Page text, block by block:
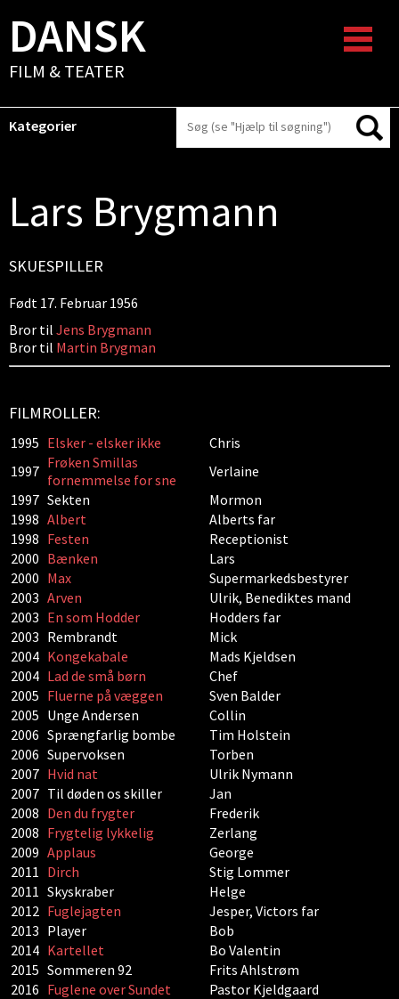
DANSK
FILM & TEATER
Kategorier
Lars Brygmann
SKUESPILLER
Født 17. Februar 1956
Bror til Jens Brygmann
Bror til Martin Brygman
FILMROLLER:
1995 Elsker - elsker ikke
Chris
1997 Frøken Smillas
fornemmelse for sne
Verlaine
1997 Sekten
Mormon
1998 Albert
Alberts far
1998 Festen
Receptionist
2000 Bænken
Lars
2000 Max
Supermarkedsbestyrer
2003 Arven
Ulrik, Benediktes mand
2003 En som Hodder
Hodders far
2003 Rembrandt
Mick
2004 Kongekabale
Mads Kjeldsen
2004 Lad de små børn
Chef
2005 Fluerne på væggen
Sven Balder
2005 Unge Andersen
Collin
2006 Sprængfarlig bombe
Tim Holstein
2006 Supervoksen
Torben
2007 Hvid nat
Ulrik Nymann
2007 Til døden os skiller
Jan
2008 Den du frygter
Frederik
2008 Frygtelig lykkelig
Zerlang
2009 Applaus
George
2011 Dirch
Stig Lommer
2011 Skyskraber
Helge
2012 Fuglejagten
Jesper, Victors far
2013 Player
Bob
2014 Kartellet
Bo Valentin
2015 Sommeren 92
Frits Ahlstrøm
2016 Fuglene over Sundet
Pastor Kjeldgaard